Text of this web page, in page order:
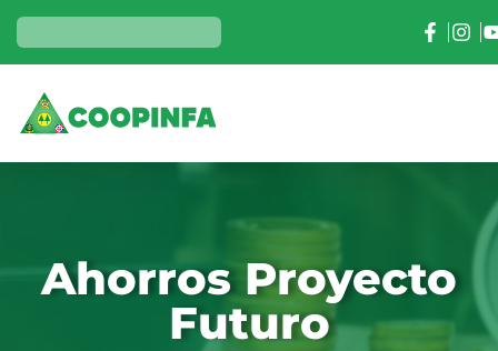
Ahorros Proyecto
Futuro